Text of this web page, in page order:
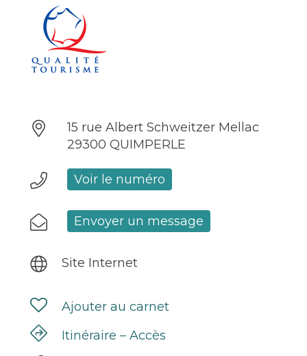
15 rue Albert Schweitzer Mellac
29300 QUIMPERLE
Voir le numéro
Envoyer un message
Site Internet
Ajouter au carnet
Itinéraire – Accès